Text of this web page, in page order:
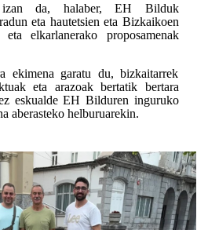
izan da, halaber, EH Bilduk
eta hautetsien eta Bizkaikoen
elkarlanerako proposamenak
garatu du, bizkaitarrek
eta arazoak bertatik bertara
eskualde EH Bilduren inguruko
aberasteko helburuarekin.